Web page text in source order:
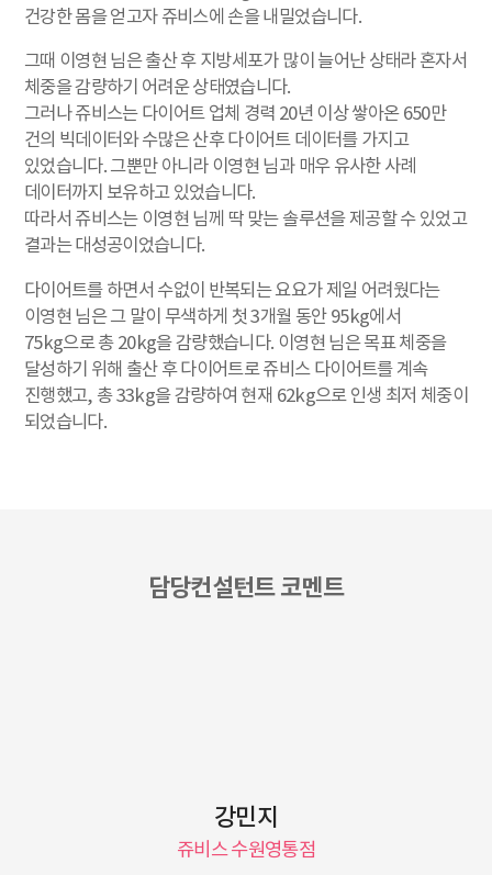
건강한 몸을 얻고자 쥬비스에 손을 내밀었습니다.
그때 이영현 님은 출산 후 지방세포가 많이 늘어난 상태라 혼자서
체중을 감량하기 어려운 상태였습니다.
그러나 쥬비스는 다이어트 업체 경력 20년 이상 쌓아온 650만
건의 빅데이터와 수많은 산후 다이어트 데이터를 가지고
있었습니다. 그뿐만 아니라 이영현 님과 매우 유사한 사례
데이터까지 보유하고 있었습니다.
따라서 쥬비스는 이영현 님께 딱 맞는 솔루션을 제공할 수 있었고
결과는 대성공이었습니다.
다이어트를 하면서 수없이 반복되는 요요가 제일 어려웠다는
이영현 님은 그 말이 무색하게 첫 3개월 동안 95kg에서
75kg으로 총 20kg을 감량했습니다. 이영현 님은 목표 체중을
달성하기 위해 출산 후 다이어트로 쥬비스 다이어트를 계속
진행했고, 총 33kg을 감량하여 현재 62kg으로 인생 최저 체중이
되었습니다.
담당컨설턴트 코멘트
강민지
쥬비스 수원영통점